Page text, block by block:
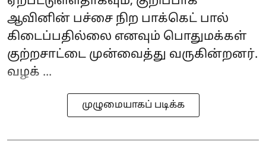
ஆவினின் பச்சை நிற‌ பாக்கெட் பால்
கிடைப்பதில்லை எனவும் பொதுமக்கள்
குற்றசாட்டை முன்வைத்து வருகின்றனர்.
வழக் ...
முழுமையாகப் படிக்க